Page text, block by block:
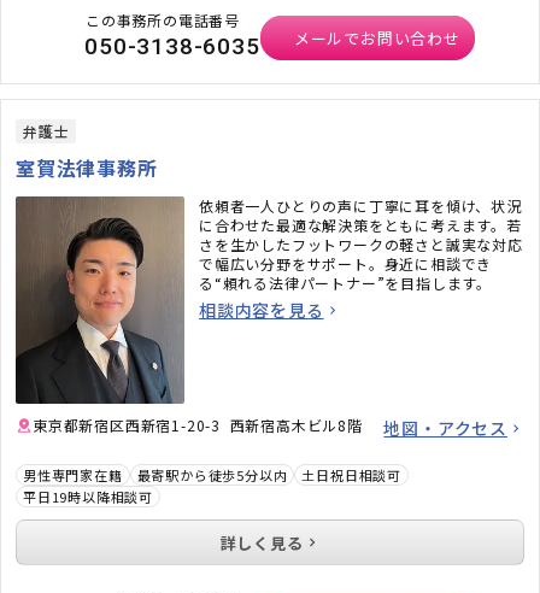
この事務所の電話番号
050-3138-6035 メールでお問い合わせ
弁護士
室賀法律事務所
依頼者一人ひとりの声に丁寧に耳を傾け、状況
に合わせた最適な解決策をともに考えます。若
さを生かしたフットワークの軽さと誠実な対応
で幅広い分野をサポート。身近に相談でき
る“頼れる法律パートナー”を目指します。
相談内容を見る
東京都新宿区西新宿1-20-3 西新宿高木ビル8階 地図・アクセス
男性専門家在籍 最寄駅から徒歩5分以内
土日祝日相談可
平日19時以降相談可
詳しく見る